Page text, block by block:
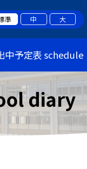
準 中 大
中予定表 schedule
diary